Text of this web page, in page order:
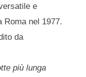
e
Roma nel 1977.
da
più lunga